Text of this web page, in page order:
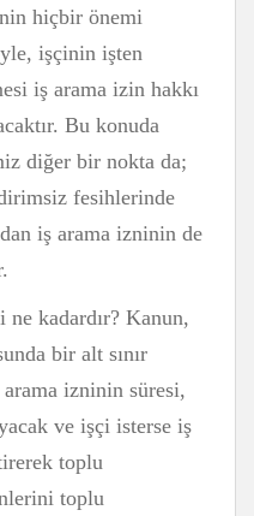
hiçbir önemi
işçinin işten
iş arama izin hakkı
Bu konuda
diğer bir nokta da;
fesihlerinde
iş arama izninin de
kadardır? Kanun,
bir alt sınır
izninin süresi,
ve işçi isterse iş
toplu
toplu